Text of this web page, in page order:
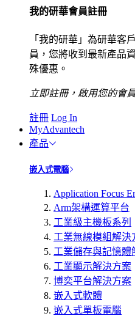
我的研華會員註冊
「我的研華」為研華客
員，您將收到最新產品
殊優惠。
立即註冊，啟用您的會
註冊 Log In
MyAdvantech
產品
嵌入式電腦
Application Focus
Arm架構運算平台
工業級主機板系列
工業無線模組解決
工業儲存與記憶體
工業顯示解決方案
博奕平台解決方案
嵌入式軟體
嵌入式單板電腦